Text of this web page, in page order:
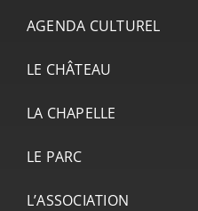
AGENDA CULTUREL
LE CHÂTEAU
LA CHAPELLE
LE PARC
L’ASSOCIATION